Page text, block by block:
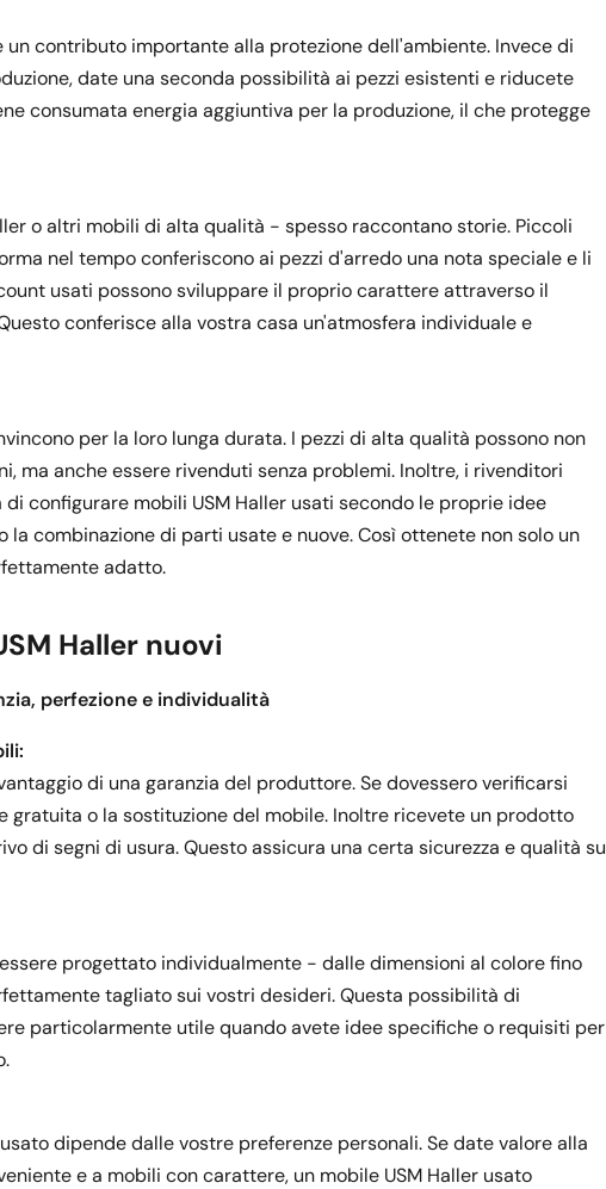
contributo importante alla protezione dell'ambiente. Invece di
date una seconda possibilità ai pezzi esistenti e riducete
consumata energia aggiuntiva per la produzione, il che protegge
o altri mobili di alta qualità - spesso raccontano storie. Piccoli
nel tempo conferiscono ai pezzi d'arredo una nota speciale e li
usati possono sviluppare il proprio carattere attraverso il
conferisce alla vostra casa un'atmosfera individuale e
per la loro lunga durata. I pezzi di alta qualità possono non
ma anche essere rivenduti senza problemi. Inoltre, i rivenditori
configurare mobili USM Haller usati secondo le proprie idee
combinazione di parti usate e nuove. Così ottenete non solo un
adatto.
Haller nuovi
perfezione e individualità
di una garanzia del produttore. Se dovessero verificarsi
gratuita o la sostituzione del mobile. Inoltre ricevete un prodotto
di segni di usura. Questo assicura una certa sicurezza e qualità su
progettato individualmente - dalle dimensioni al colore fino
tagliato sui vostri desideri. Questa possibilità di
particolarmente utile quando avete idee specifiche o requisiti per
dipende dalle vostre preferenze personali. Se date valore alla
e a mobili con carattere, un mobile USM Haller usato